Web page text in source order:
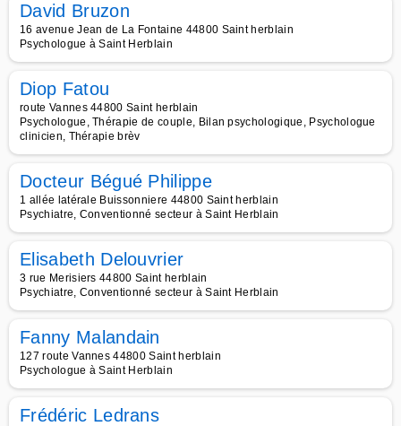
David Bruzon
16 avenue Jean de La Fontaine 44800 Saint herblain
Psychologue à Saint Herblain
Diop Fatou
route Vannes 44800 Saint herblain
Psychologue, Thérapie de couple, Bilan psychologique, Psychologue
clinicien, Thérapie brèv
Docteur Bégué Philippe
1 allée latérale Buissonniere 44800 Saint herblain
Psychiatre, Conventionné secteur à Saint Herblain
Elisabeth Delouvrier
3 rue Merisiers 44800 Saint herblain
Psychiatre, Conventionné secteur à Saint Herblain
Fanny Malandain
127 route Vannes 44800 Saint herblain
Psychologue à Saint Herblain
Frédéric Ledrans